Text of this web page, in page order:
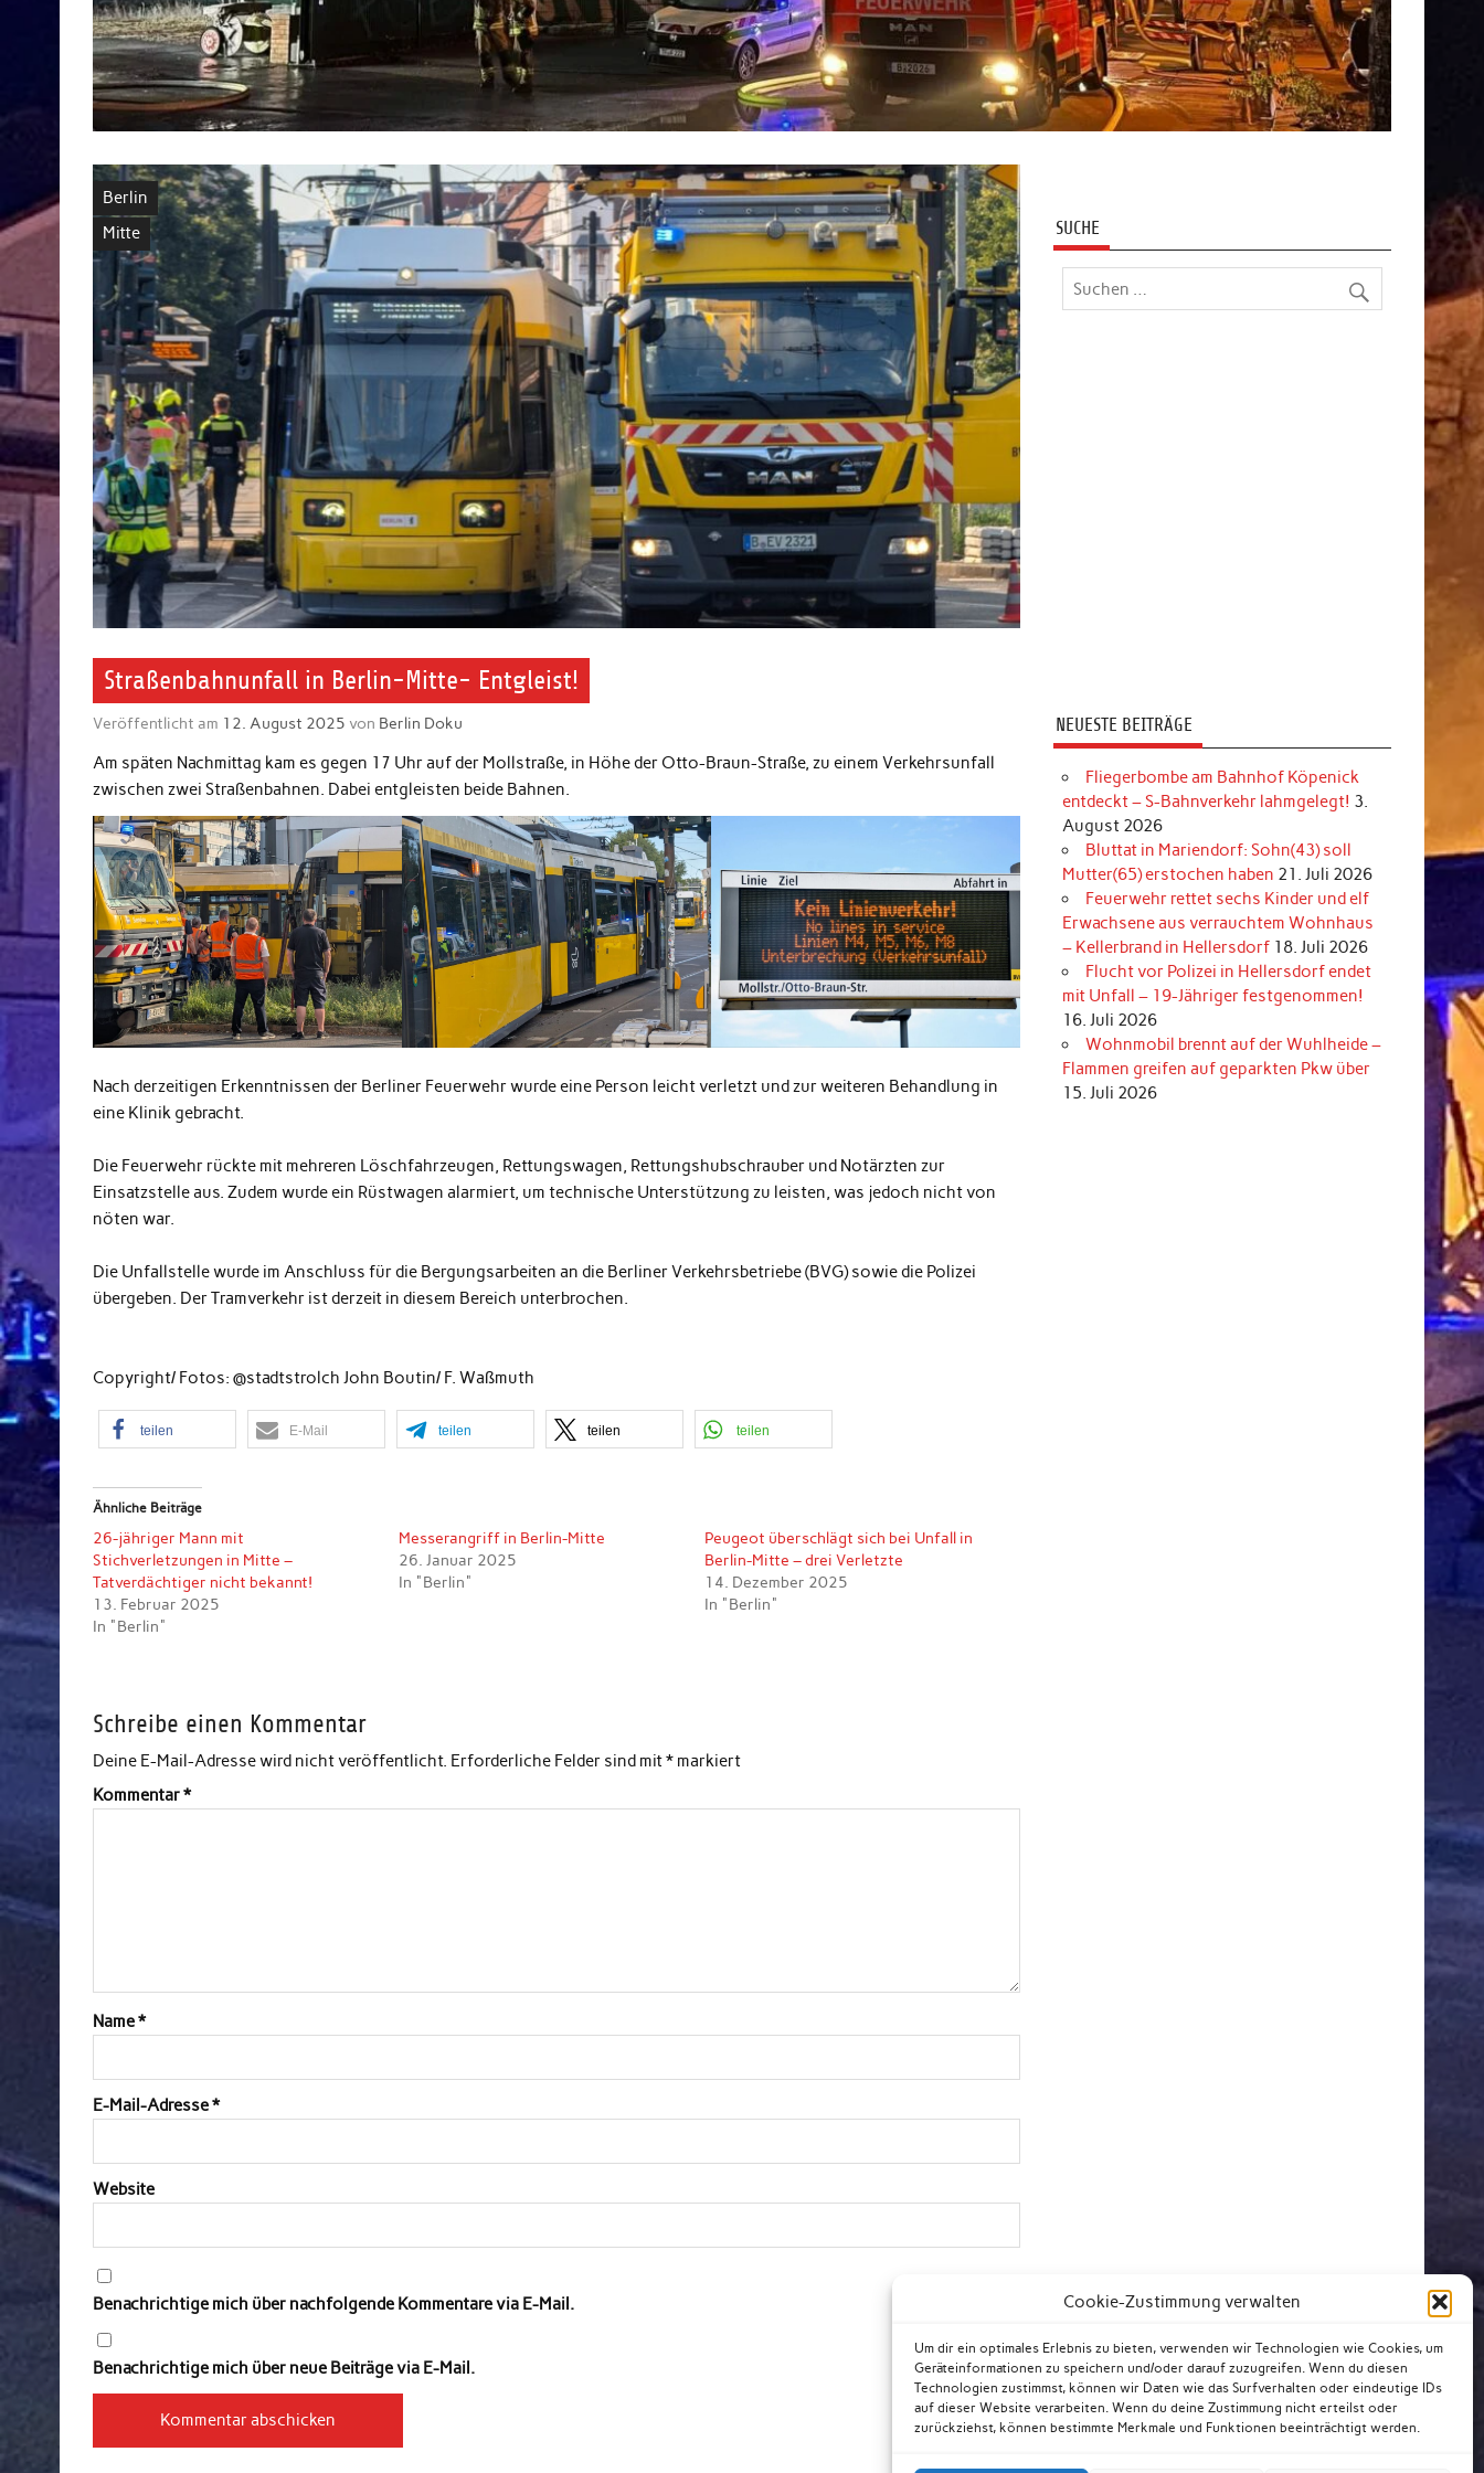
Cookie-Zustimmung verwalten
Um dir ein optimales Erlebnis zu bieten, verwenden wir Technologien wie Cookies, um
Geräteinformationen zu speichern und/oder darauf zuzugreifen. Wenn du diesen
Technologien zustimmst, können wir Daten wie das Surfverhalten oder eindeutige IDs
auf dieser Website verarbeiten. Wenn du deine Zustimmung nicht erteilst oder
zurückziehst, können bestimmte Merkmale und Funktionen beeinträchtigt werden.
Berlin
Mitte
Straßenbahnunfall in Berlin-Mitte- Entgleist!
Veröffentlicht am 12. August 2025 von Berlin Doku
Am späten Nachmittag kam es gegen 17 Uhr auf der Mollstraße, in Höhe der Otto-Braun-Straße, zu einem Verkehrsunfall
zwischen zwei Straßenbahnen. Dabei entgleisten beide Bahnen.
Nach derzeitigen Erkenntnissen der Berliner Feuerwehr wurde eine Person leicht verletzt und zur weiteren Behandlung in
eine Klinik gebracht.
Die Feuerwehr rückte mit mehreren Löschfahrzeugen, Rettungswagen, Rettungshubschrauber und Notärzten zur
Einsatzstelle aus. Zudem wurde ein Rüstwagen alarmiert, um technische Unterstützung zu leisten, was jedoch nicht von
nöten war.
Die Unfallstelle wurde im Anschluss für die Bergungsarbeiten an die Berliner Verkehrsbetriebe (BVG) sowie die Polizei
übergeben. Der Tramverkehr ist derzeit in diesem Bereich unterbrochen.
Copyright/ Fotos: @stadtstrolch John Boutin/ F. Waßmuth
teilen E-Mail teilen teilen teilen
Ähnliche Beiträge
26-jähriger Mann mit
Stichverletzungen in Mitte –
Tatverdächtiger nicht bekannt!
13. Februar 2025
In "Berlin"
Messerangriff in Berlin-Mitte
26. Januar 2025
In "Berlin"
Peugeot überschlägt sich bei Unfall in
Berlin-Mitte – drei Verletzte
14. Dezember 2025
In "Berlin"
Schreibe einen Kommentar
Deine E-Mail-Adresse wird nicht veröffentlicht. Erforderliche Felder sind mit* markiert
Kommentar*
Name*
E-Mail-Adresse*
Website
Benachrichtige mich über nachfolgende Kommentare via E-Mail.
Benachrichtige mich über neue Beiträge via E-Mail.
SUCHE
NEUESTE BEITRÄGE
Fliegerbombe am Bahnhof Köpenick
entdeckt – S-Bahnverkehr lahmgelegt! 3.
August 2026
Bluttat in Mariendorf: Sohn(43) soll
Mutter(65) erstochen haben 21. Juli 2026
Feuerwehr rettet sechs Kinder und elf
Erwachsene aus verrauchtem Wohnhaus
– Kellerbrand in Hellersdorf 18. Juli 2026
Flucht vor Polizei in Hellersdorf endet
mit Unfall – 19-Jähriger festgenommen!
16. Juli 2026
Wohnmobil brennt auf der Wuhlheide –
Flammen greifen auf geparkten Pkw über
15. Juli 2026